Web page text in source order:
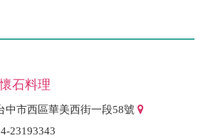
石料理
中市西區華美西街一段58號
23193343